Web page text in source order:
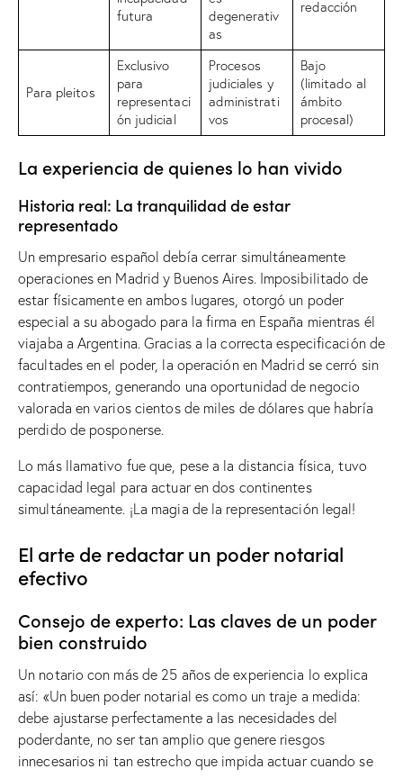
futura
degenerativ
as
redacción
Para pleitos
Exclusivo
para
representaci
ón judicial
Procesos
judiciales y
administrati
vos
Bajo
(limitado al
ámbito
procesal)
La experiencia de quienes lo han vivido
Historia real: La tranquilidad de estar
representado
Un empresario español debía cerrar simultáneamente
operaciones en Madrid y Buenos Aires. Imposibilitado de
estar físicamente en ambos lugares, otorgó un poder
especial a su abogado para la firma en España mientras él
viajaba a Argentina. Gracias a la correcta especificación de
facultades en el poder, la operación en Madrid se cerró sin
contratiempos, generando una oportunidad de negocio
valorada en varios cientos de miles de dólares que habría
perdido de posponerse.
Lo más llamativo fue que, pese a la distancia física, tuvo
capacidad legal para actuar en dos continentes
simultáneamente. ¡La magia de la representación legal!
El arte de redactar un poder notarial
efectivo
Consejo de experto: Las claves de un poder
bien construido
Un notario con más de 25 años de experiencia lo explica
así: «Un buen poder notarial es como un traje a medida:
debe ajustarse perfectamente a las necesidades del
poderdante, no ser tan amplio que genere riesgos
innecesarios ni tan estrecho que impida actuar cuando se